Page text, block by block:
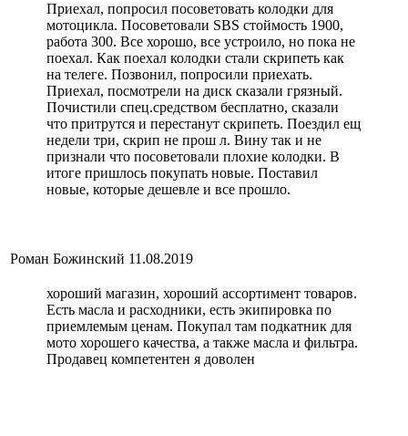
Приехал, попросил посоветовать колодки для
мотоцикла. Посоветовали SBS стоймость 1900,
работа 300. Все хорошо, все устроило, но пока не
поехал. Как поехал колодки стали скрипеть как
на телеге. Позвонил, попросили приехать.
Приехал, посмотрели на диск сказали грязный.
Почистили спец.средством бесплатно, сказали
что притрутся и перестанут скрипеть. Поездил ещ
недели три, скрип не прош л. Вину так и не
признали что посоветовали плохие колодки. В
итоге пришлось покупать новые. Поставил
новые, которые дешевле и все прошло.
Роман Божинский 11.08.2019
хороший магазин, хороший ассортимент товаров.
Есть масла и расходники, есть экипировка по
приемлемым ценам. Покупал там подкатник для
мото хорошего качества, а также масла и фильтра.
Продавец компетентен я доволен